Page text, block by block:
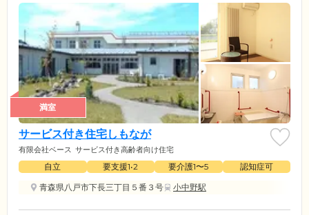
満室
サービス付き住宅しもなが
有限会社ベース サービス付き高齢者向け住宅
自立 要支援1•2 要介護1〜5
認知症可
青森県八戸市下長三丁目５番３号
小中野駅